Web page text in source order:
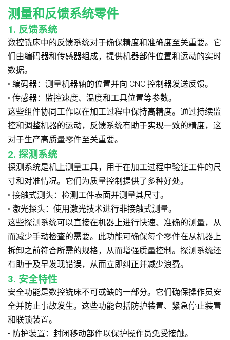
测量和反馈系统零件
1. 反馈系统
数控铣床中的反馈系统对于确保精度和准确度至关重要。它
们由编码器和传感器组成，提供机器部件位置和运动的实时
数据。
• 编码器：测量机器轴的位置并向 CNC 控制器发送反馈。
• 传感器：监控速度、温度和工具位置等参数。
这些组件协同工作以在加工过程中保持高精度。通过持续监
控和调整机器的运动，反馈系统有助于实现一致的精度，这
对于生产高质量零件至关重要。
2. 探测系统
探测系统是机上测量工具，用于在加工过程中验证工件的尺
寸和对准情况。它们为质量控制提供了多种好处。
• 接触式测头：检测工件表面并测量其尺寸。
• 激光探头：使用激光技术进行非接触式测量。
这些探测系统可以直接在机器上进行快速、准确的测量，从
而减少手动检查的需要。此功能可确保每个零件在从机器上
拆卸之前符合所需的规格，从而增强质量控制。探测系统还
有助于及早发现错误，从而立即纠正并减少浪费。
3. 安全特性
安全功能是数控铣床不可或缺的一部分。它们确保操作员安
全并防止事故发生。这些功能包括防护装置、紧急停止装置
和联锁装置。
• 防护装置：封闭移动部件以保护操作员免受接触。